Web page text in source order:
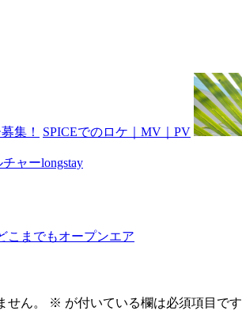
集！ SPICEでのロケ｜MV｜PV
ャーlongstay
こまでもオープンエア
ん。 ※ が付いている欄は必須項目です